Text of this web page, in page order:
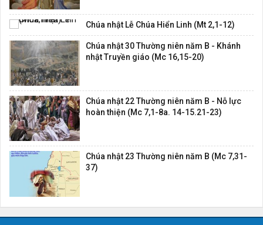
Chúa nhật Lễ Chúa Hiển Linh (Mt 2,1-12)
Chúa nhật 30 Thường niên năm B - Khánh
nhật Truyền giáo (Mc 16,15-20)
Chúa nhật 22 Thường niên năm B - Nỗ lực
hoàn thiện (Mc 7,1-8a. 14-15.21-23)
Chúa nhật 23 Thường niên năm B (Mc 7,31-
37)